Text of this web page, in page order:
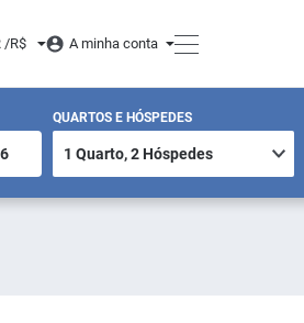
/R$ A minha conta
QUARTOS E HÓSPEDES